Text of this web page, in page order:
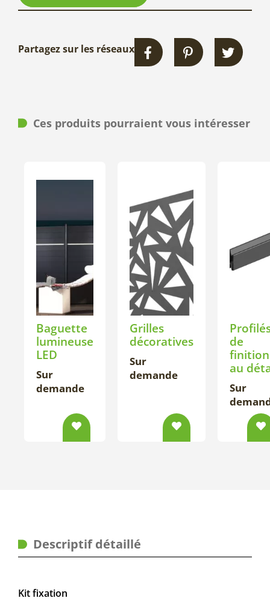
Partagez sur les réseaux
Ces produits pourraient vous intéresser
Baguette
lumineuse
LED
Sur
demande
Grilles
décoratives
Sur
demande
de
finition
au
Sur
Descriptif détaillé
Kit fixation